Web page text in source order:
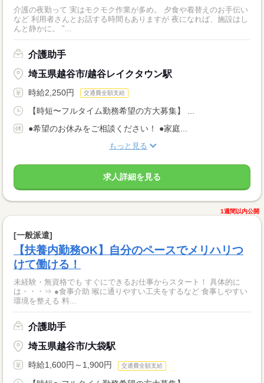
介護の夜勤って 実はモクモク作業が多め。 夕食や着替えのお手伝い
など 利用者さんとお話する時間もありますが 夜になれば、施設はし
んと静かに。 "...
介護助手
埼玉県越谷市/越谷レイクタウン駅
時給2,250円 交通費全額支給
【時短〜フルタイム勤務希望の方大募集】 ...
●希望のお休みをご相談ください！ ●家庭...
もっと見る
求人詳細を見る
1週間以内公開
[一般派遣]
【扶養内勤務OK】自分のペースでメリハリつ
けて働ける！
未経験・無資格でも すぐにできるお仕事からスタート！ 具体的に
は・・・⇒ ●食事介助 喉に通りやすい工夫をするなど 食事しやすい
環境を整える 料...
介護助手
埼玉県越谷市/大袋駅
時給1,600円～1,900円 交通費全額支給